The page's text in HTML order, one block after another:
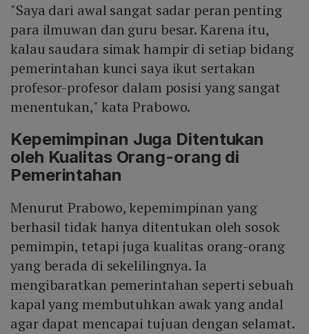
"Saya dari awal sangat sadar peran penting
para ilmuwan dan guru besar. Karena itu,
kalau saudara simak hampir di setiap bidang
pemerintahan kunci saya ikut sertakan
profesor-profesor dalam posisi yang sangat
menentukan," kata Prabowo.
Kepemimpinan Juga Ditentukan
oleh Kualitas Orang-orang di
Pemerintahan
Menurut Prabowo, kepemimpinan yang
berhasil tidak hanya ditentukan oleh sosok
pemimpin, tetapi juga kualitas orang-orang
yang berada di sekelilingnya. Ia
mengibaratkan pemerintahan seperti sebuah
kapal yang membutuhkan awak yang andal
agar dapat mencapai tujuan dengan selamat.